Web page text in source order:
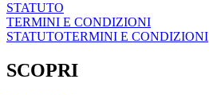
STATUTO
TERMINI E CONDIZIONI
STATUTOTERMINI E CONDIZIONI
SCOPRI